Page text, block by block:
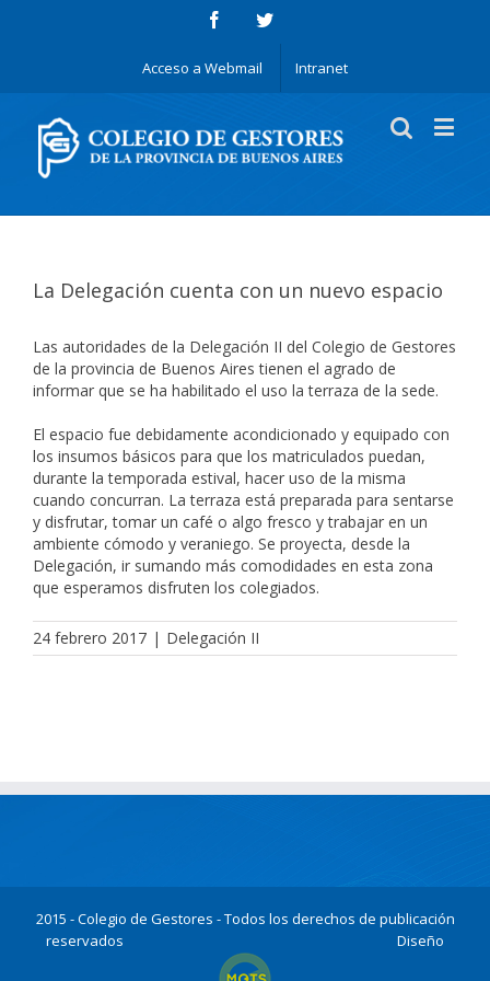
Acceso a Webmail Intranet
La Delegación cuenta con un nuevo espacio
Las autoridades de la Delegación II del Colegio de Gestores
de la provincia de Buenos Aires tienen el agrado de
informar que se ha habilitado el uso la terraza de la sede.
El espacio fue debidamente acondicionado y equipado con
los insumos básicos para que los matriculados puedan,
durante la temporada estival, hacer uso de la misma
cuando concurran. La terraza está preparada para sentarse
y disfrutar, tomar un café o algo fresco y trabajar en un
ambiente cómodo y veraniego. Se proyecta, desde la
Delegación, ir sumando más comodidades en esta zona
que esperamos disfruten los colegiados.
24 febrero 2017 | Delegación II
2015 - Colegio de Gestores - Todos los derechos de publicación
reservados
Diseño